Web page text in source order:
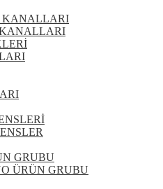
GRUBU
ÜRÜN GRUBU